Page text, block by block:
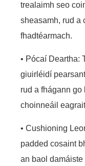
trealaimh seo
sheasamh, rud a
fhadtéarmach.
• Pócaí Deartha:
giuirléidí
rud a fhágann go
choinneáil
• Cushioning
padded cosaint
an baol